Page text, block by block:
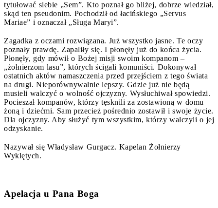
tytułować siebie „Sem”. Kto poznał go bliżej, dobrze wiedział,
skąd ten pseudonim. Pochodził od łacińskiego „Servus
Mariae” i oznaczał „Sługa Maryi”.
Zagadka z oczami rozwiązana. Już wszystko jasne. Te oczy
poznały prawdę. Zapaliły się. I płonęły już do końca życia.
Płonęły, gdy mówił o Bożej misji swoim kompanom –
„żołnierzom lasu”, których ścigali komuniści. Dokonywał
ostatnich aktów namaszczenia przed przejściem z tego świata
na drugi. Nieporównywalnie lepszy. Gdzie już nie będą
musieli walczyć o wolność ojczyzny. Wysłuchiwał spowiedzi.
Pocieszał kompanów, którzy tęsknili za zostawioną w domu
żoną i dziećmi. Sam przecież pośrednio zostawił i swoje życie.
Dla ojczyzny. Aby służyć tym wszystkim, którzy walczyli o jej
odzyskanie.
Nazywał się Władysław Gurgacz. Kapelan Żołnierzy
Wyklętych.
Apelacja u Pana Boga